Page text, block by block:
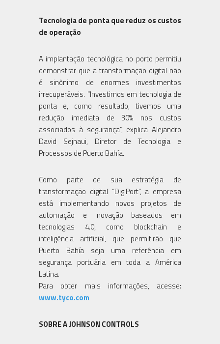
Tecnologia de ponta que reduz os custos
de operação
A implantação tecnológica no porto permitiu
demonstrar que a transformação digital não
é sinônimo de enormes investimentos
irrecuperáveis. “Investimos em tecnologia de
ponta e, como resultado, tivemos uma
redução imediata de 30% nos custos
associados à segurança”, explica Alejandro
David Sejnaui, Diretor de Tecnologia e
Processos de Puerto Bahía.
Como parte de sua estratégia de
transformação digital “DigiPort”, a empresa
está implementando novos projetos de
automação e inovação baseados em
tecnologias 4.0, como blockchain e
inteligência artificial, que permitirão que
Puerto Bahía seja uma referência em
segurança portuária em toda a América
Latina.
Para obter mais informações, acesse:
www.tyco.com
SOBRE A JOHNSON CONTROLS